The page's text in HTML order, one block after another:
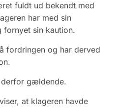
fuldt ud bekendt med
har med sin
fornyet sin kaution.
fordringen og har derved
derfor gældende.
at klageren havde